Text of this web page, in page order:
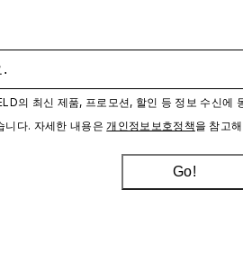
의 최신 제품, 프로모션, 할인 등 정보 수신에
니다. 자세한 내용은 개인정보보호정책을 참고해
Go!